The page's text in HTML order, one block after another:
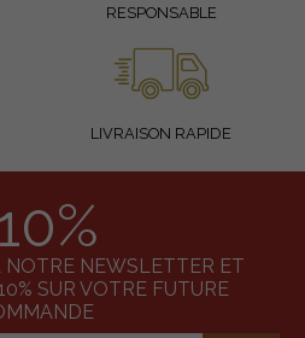
RESPONSABLE
LIVRAISON RAPIDE
NEWSLETTER ET
SUR VOTRE FUTURE